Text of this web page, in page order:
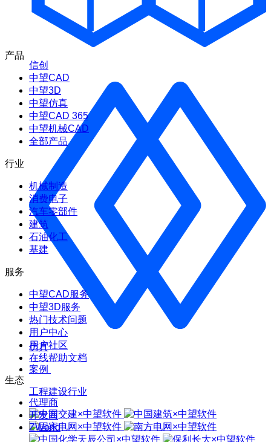
信创
仿真
案例
工程建设行业
产品
中望CAD
中望3D
中望仿真
中望CAD 365
中望机械CAD
全部产品
行业
机械制造
消费电子
汽车零部件
建筑
石油化工
基建
服务
中望CAD服务
中望3D服务
热门技术问题
用户中心
用户社区
在线帮助文档
生态
代理商
开发商
ZWorld